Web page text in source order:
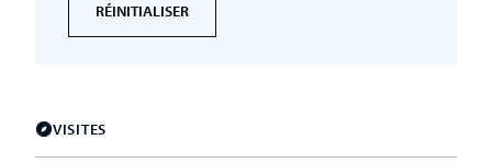
RÉINITIALISER
VISITES